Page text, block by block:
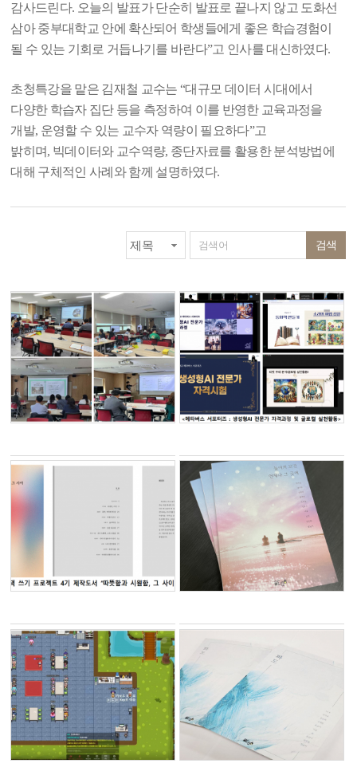
감사드린다. 오늘의 발표가 단순히 발표로 끝나지 않고 도화선
삼아 중부대학교 안에 확산되어 학생들에게 좋은 학습경험이
될 수 있는 기회로 거듭나기를 바란다”고 인사를 대신하였다.
초청특강을 맡은 김재철 교수는“대규모 데이터 시대에서
다양한 학습자 집단 등을 측정하여 이를 반영한 교육과정을
개발, 운영할 수 있는 교수자 역량이 필요하다”고
밝히며, 빅데이터와 교수역량, 종단자료를 활용한 분석방법에
대해 구체적인 사례와 함께 설명하였다.